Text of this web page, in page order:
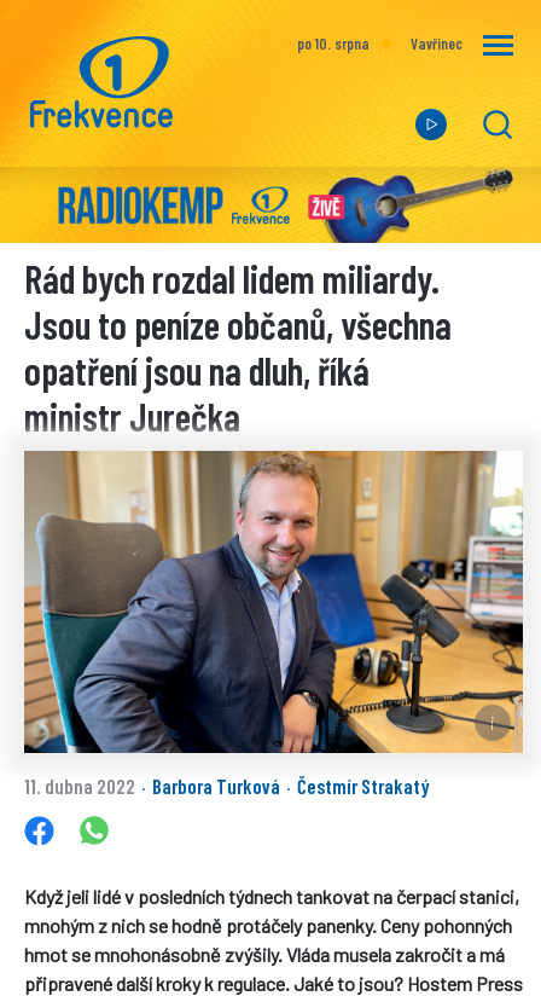
po 10. srpna Vavřinec
Rád bych rozdal lidem miliardy.
Jsou to peníze občanů, všechna
opatření jsou na dluh, říká
ministr Jurečka
11. dubna 2022 · Barbora Turková · Čestmír Strakatý
Když jeli lidé v posledních týdnech tankovat na čerpací stanici,
mnohým z nich se hodně protáčely panenky. Ceny pohonných
hmot se mnohonásobně zvýšily. Vláda musela zakročit a má
připravené další kroky k regulace. Jaké to jsou? Hostem Press